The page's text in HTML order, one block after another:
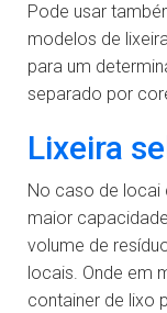
Pode usar
modelos de
para um
separado por
Lixeira
No caso de
maior
volume de
locais. Onde em
container de lixo